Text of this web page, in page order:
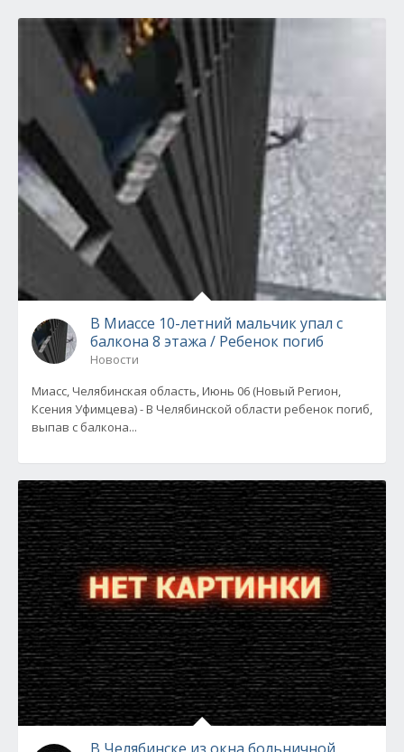
В Миассе 10-летний мальчик упал с
балкона 8 этажа / Ребенок погиб
Новости
Миасс, Челябинская область, Июнь 06 (Новый Регион,
Ксения Уфимцева) - В Челябинской области ребенок погиб,
выпав с балкона...